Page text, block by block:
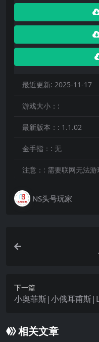
最近更新: 2025-11-17
游戏大小：:
最新版本：: 1.1.02
金手指：: 无
注意：: 需要联网无法游
NS头号玩家
下一篇
小奥菲斯|小俄耳甫斯
相关文章